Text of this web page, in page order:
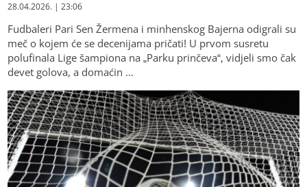
28.04.2026. | 23:06
Fudbaleri Pari Sen Žermena i minhenskog Bajerna odigrali su
meč o kojem će se decenijama pričati! U prvom susretu
polufinala Lige šampiona na „Parku prinčeva“, vidjeli smo čak
devet golova, a domaćin …